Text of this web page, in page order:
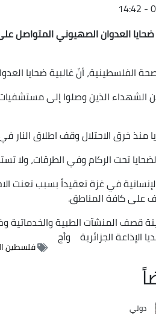
الفلسطينية، أنّ غالبية ضحايا
خرق الاحتلال وقف اطلاق النار في الثامن عشر
تحت الركام وفي الطرقات، ولا
الإنسانية في غزة تعقيداً بسبب تعنت
على كافة المناطق.
قصف المنشآت الطبية والخدماتية
الإذاعة الجزائرية وأج
فلسطين
Catégorie
دولي